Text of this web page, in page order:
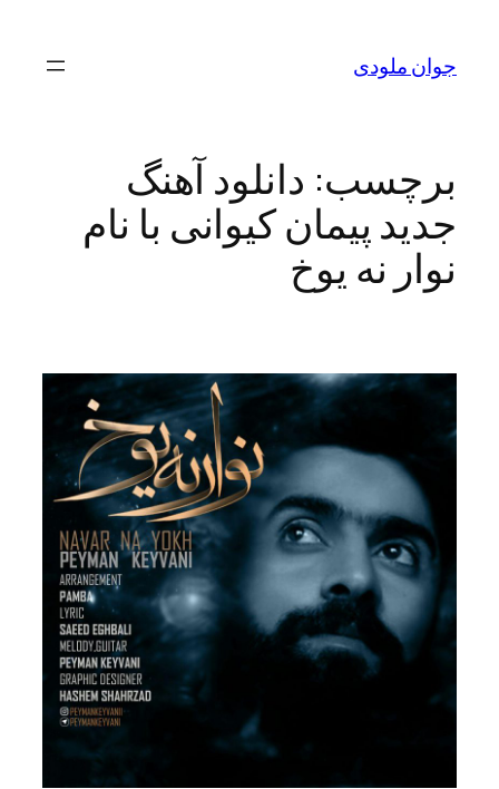
محتواجوان ملودی
برچسب: دانلود آهنگ
جدید پیمان کیوانی با نام
نوار نه یوخ